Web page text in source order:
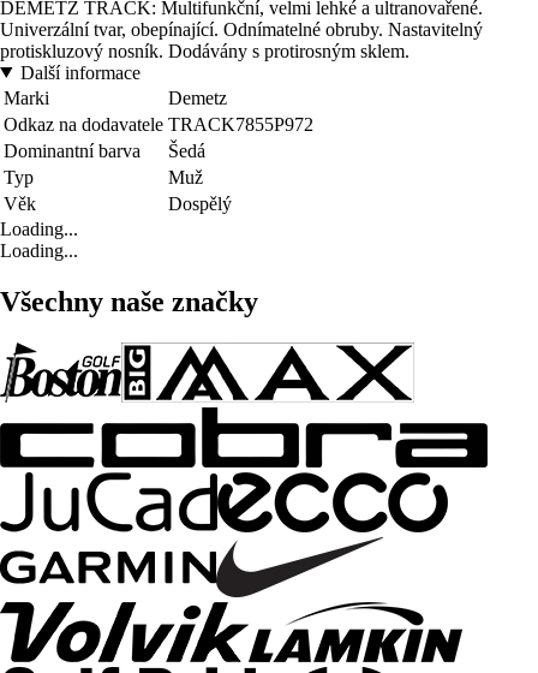
DEMETZ TRACK: Multifunkční, velmi lehké a ultranovařené.
Univerzální tvar, obepínající. Odnímatelné obruby. Nastavitelný
protiskluzový nosník. Dodávány s protirosným sklem.
Další informace
Marki
Demetz
Odkaz na dodavatele TRACK7855P972
Dominantní barva
Šedá
Typ
Muž
Věk
Dospělý
Loading...
Loading...
Všechny naše značky